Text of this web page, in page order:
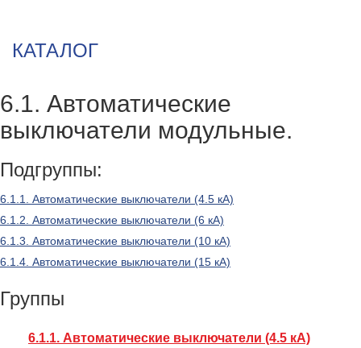
КАТАЛОГ
6.1. Автоматические
выключатели модульные.
Подгруппы:
6.1.1. Автоматические выключатели (4.5 кА)
6.1.2. Автоматические выключатели (6 кА)
6.1.3. Автоматические выключатели (10 кА)
6.1.4. Автоматические выключатели (15 кА)
Группы
6.1.1. Автоматические выключатели (4.5 кА)